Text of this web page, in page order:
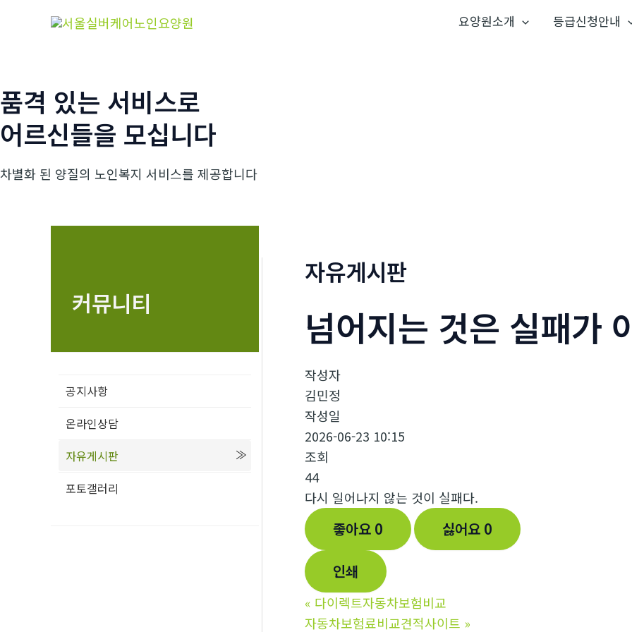
건
너
뛰
요양원소개 등급신청안내
품격 있는 서비스로
어르신들을 모십니다
차별화 된 양질의 노인복지 서비스를 제공합니다
커뮤니티
공지사항
온라인상담
자유게시판
포토갤러리
자유게시판
넘어지는 것은 실패가
작성자
김민정
작성일
2026-06-23 10:15
조회
44
다시 일어나지 않는 것이 실패다.
좋아요 0 싫어요 0
인쇄
« 다이렉트자동차보험비교
자동차보험료비교견적사이트 »